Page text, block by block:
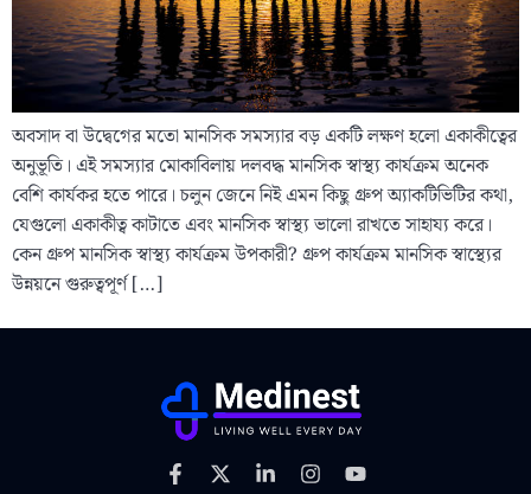
অবসাদ বা উদ্বেগের মতো মানসিক সমস্যার বড় একটি লক্ষণ হলো একাকীত্বের
অনুভূতি। এই সমস্যার মোকাবিলায় দলবদ্ধ মানসিক স্বাস্থ্য কার্যক্রম অনেক
বেশি কার্যকর হতে পারে। চলুন জেনে নিই এমন কিছু গ্রুপ অ্যাকটিভিটির কথা,
যেগুলো একাকীত্ব কাটাতে এবং মানসিক স্বাস্থ্য ভালো রাখতে সাহায্য করে।
কেন গ্রুপ মানসিক স্বাস্থ্য কার্যক্রম উপকারী? গ্রুপ কার্যক্রম মানসিক স্বাস্থ্যের
উন্নয়নে গুরুত্বপূর্ণ […]